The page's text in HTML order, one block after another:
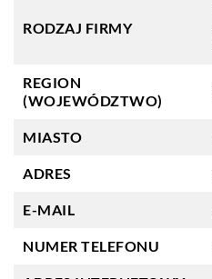
RODZAJ FIRMY
REGION
(WOJEWÓDZTWO)
MIASTO
ADRES
E-MAIL
NUMER TELEFONU